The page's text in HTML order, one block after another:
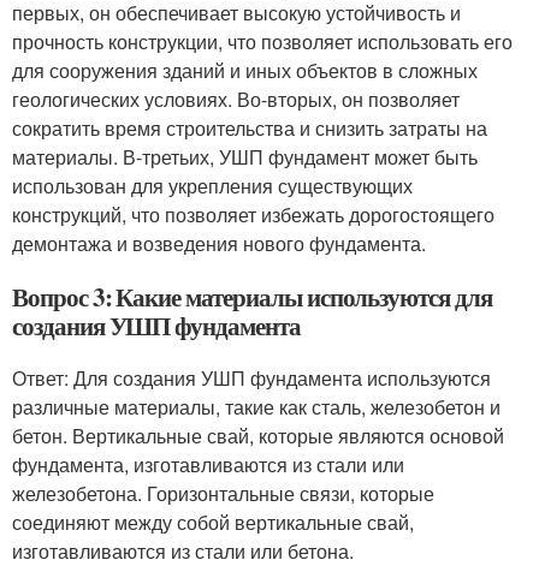
первых, он обеспечивает высокую устойчивость и
прочность конструкции, что позволяет использовать его
для сооружения зданий и иных объектов в сложных
геологических условиях. Во-вторых, он позволяет
сократить время строительства и снизить затраты на
материалы. В-третьих, УШП фундамент может быть
использован для укрепления существующих
конструкций, что позволяет избежать дорогостоящего
демонтажа и возведения нового фундамента.
Вопрос 3: Какие материалы используются для
создания УШП фундамента
Ответ: Для создания УШП фундамента используются
различные материалы, такие как сталь, железобетон и
бетон. Вертикальные свай, которые являются основой
фундамента, изготавливаются из стали или
железобетона. Горизонтальные связи, которые
соединяют между собой вертикальные свай,
изготавливаются из стали или бетона.